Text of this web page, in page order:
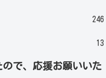
246
13
で、応援お願いいた